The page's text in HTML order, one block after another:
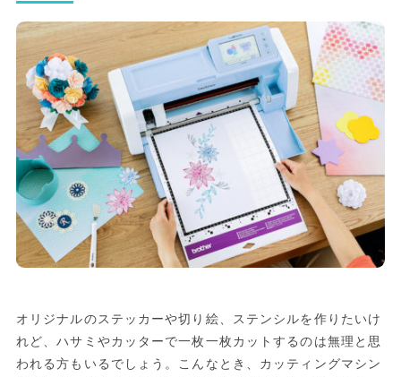
オリジナルのステッカーや切り絵、ステンシルを作りたいけ
れど、ハサミやカッターで一枚一枚カットするのは無理と思
われる方もいるでしょう。こんなとき、カッティングマシン